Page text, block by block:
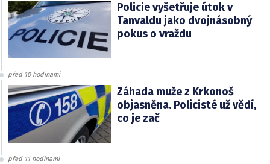
Policie vyšetřuje útok v
Tanvaldu jako dvojnásobný
pokus o vraždu
před 10 hodinami
Záhada muže z Krkonoš
objasněna. Policisté už vědí,
co je zač
před 11 hodinami